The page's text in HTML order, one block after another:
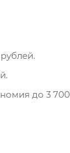
до 3 700